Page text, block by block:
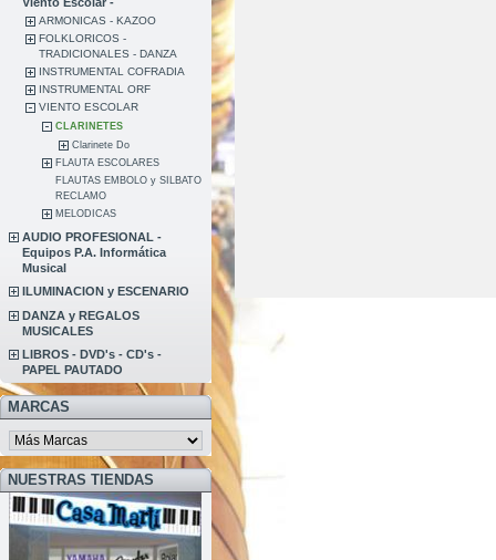
ARMONICAS - KAZOO
FOLKLORICOS -
TRADICIONALES - DANZA
INSTRUMENTAL COFRADIA
INSTRUMENTAL ORF
VIENTO ESCOLAR
CLARINETES
Clarinete Do
FLAUTA ESCOLARES
FLAUTAS EMBOLO y SILBATO
RECLAMO
MELODICAS
AUDIO PROFESIONAL -
Equipos P.A. Informática
Musical
ILUMINACION y ESCENARIO
DANZA y REGALOS
MUSICALES
LIBROS - DVD's - CD's -
PAPEL PAUTADO
MARCAS
NUESTRAS TIENDAS